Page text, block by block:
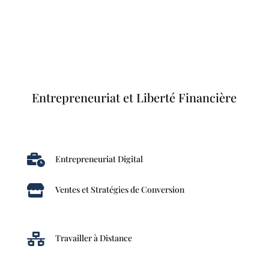
Entrepreneuriat et Liberté Financière
 Entrepreneuriat Digital
 Ventes et Stratégies de Conversion
 Travailler à Distance